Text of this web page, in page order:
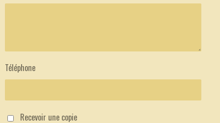
i
Téléphone
Recevoir une copie